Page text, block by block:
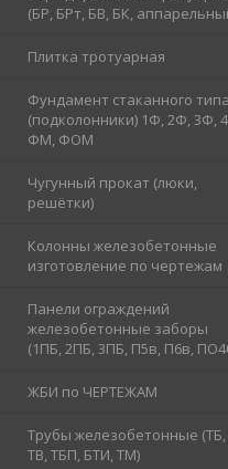
(БР, БРт, БВ, БК,
Плитка тротуарная
Фундамент стаканного типа
(подколонники) 1Ф, 2Ф, 3Ф,
ФМ, ФОМ
Чугунный прокат (люки,
решётки)
Колонны железобетонные
изготовление по чертежам
Панели ограждений
железобетонные заборы
(1ПБ, 2ПБ, 3ПБ, П5в, П6в,
ЖБИ по ЧЕРТЕЖАМ
Трубы железобетонные (ТБ,
ТВ, ТБП, БТИ, ТМ)